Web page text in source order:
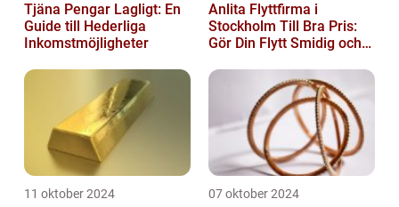
Tjäna Pengar Lagligt: En
Guide till Hederliga
Inkomstmöjligheter
Anlita Flyttfirma i
Stockholm Till Bra Pris:
Gör Din Flytt Smidig och
11 oktober 2024 07 oktober 2024